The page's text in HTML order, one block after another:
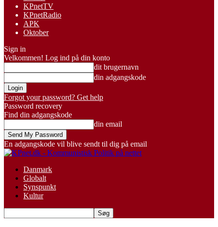
KPnetTV
KPnetRadio
APK
Oktober
Sign in
Velkommen! Log ind på din konto
dit brugernavn
din adgangskode
Forgot your password? Get help
Password recovery
Find din adgangskode
din email
En adgangskode vil blive sendt til dig på email
Danmark
Globalt
Synspunkt
Kultur